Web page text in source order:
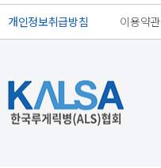
개인정보취급방침 이용약관